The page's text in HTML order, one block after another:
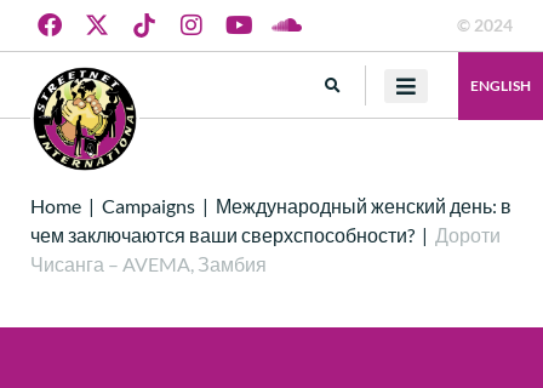
© 2024
ENGLISH
Home | Campaigns | Международный женский день: в
чем заключаются ваши сверхспособности? | Дороти
Чисанга – AVEMA, Замбия